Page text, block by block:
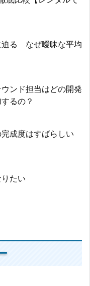
迫る なぜ曖昧な平均
ンド担当はどの開発
るの？
成度はすばらしい
たい